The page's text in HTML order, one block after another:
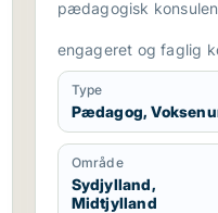
pædagogisk
engageret og faglig
og er fleksibel
Type
Pædagog,
Område
Sydjylland,
Midtjylland